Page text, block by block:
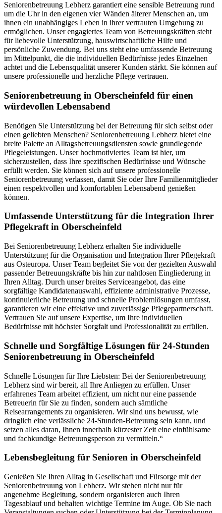
Seniorenbetreuung Lebherz garantiert eine sensible Betreuung rund
um die Uhr in den eigenen vier Wänden älterer Menschen an, um
ihnen ein unabhängiges Leben in ihrer vertrauten Umgebung zu
ermöglichen. Unser engagiertes Team von Betreuungskräften steht
für liebevolle Unterstützung, hauswirtschaftliche Hilfe und
persönliche Zuwendung. Bei uns steht eine umfassende Betreuung
im Mittelpunkt, die die individuellen Bedürfnisse jedes Einzelnen
achtet und die Lebensqualität unserer Kunden stärkt. Sie können auf
unsere professionelle und herzliche Pflege vertrauen.
Senioren­betreuung in Oberscheinfeld für einen
würdevollen Lebensabend
Benötigen Sie Unterstützung bei der Betreuung für sich selbst oder
einen geliebten Menschen? Seniorenbetreuung Lebherz bietet eine
breite Palette an Alltagsbetreuungsdiensten sowie grundlegende
Pflegeleistungen. Unser hochmotiviertes Team ist hier, um
sicherzustellen, dass Ihre spezifischen Bedürfnisse und Wünsche
erfüllt werden. Sie können sich auf unsere professionelle
Seniorenbetreuung verlassen, damit Sie oder Ihre Familienmitglieder
einen respektvollen und komfortablen Lebensabend genießen
können.
Umfassende Unterstützung für die Integration Ihrer
Pflegekraft in Oberscheinfeld
Bei Seniorenbetreuung Lebherz erhalten Sie individuelle
Unterstützung für die Organisation und Integration Ihrer Pflegekraft
aus Osteuropa. Unser Team begleitet Sie von der gezielten Auswahl
passender Betreuungskräfte bis hin zur nahtlosen Eingliederung in
Ihren Alltag. Durch unser breites Serviceangebot, das eine
sorgfältige Kandidatenauswahl, effiziente administrative Prozesse,
kontinuierliche Betreuung und schnelle Problemlösungen umfasst,
garantieren wir eine effektive und zuverlässige Pflegepartnerschaft.
Vertrauen Sie auf unsere Expertise, um Ihre individuellen
Bedürfnisse mit höchster Sorgfalt und Professionalität zu erfüllen.
Schnelle und Sorgfältige Lösungen für 24-Stunden
Seniorenbetreuung in Oberscheinfeld
Schnelle Lösungen für Ihre Liebsten: Bei der Seniorenbetreuung
Lebherz sind wir bereit, all Ihre Anliegen zu erfüllen. Unser
erfahrenes Team arbeitet effizient, um nicht nur eine passende
Betreuerin für Sie zu finden, sondern auch sämtliche
Reisearrangements zu organisieren. Wir sind uns bewusst, wie
dringlich eine verlässliche 24-Stunden-Betreuung sein kann, und
setzen alles daran, Ihnen innerhalb kürzester Zeit eine einfühlsame
und fachkundige Betreuungsperson zu vermitteln.“
Lebensbegleitung für Senioren in Oberscheinfeld
Genießen Sie Ihren Alltag in Gesellschaft und Fürsorge mit der
Seniorenbetreuung von Lebherz. Wir stehen nicht nur für
angenehme Begleitung, sondern organisieren auch Ihren
Tagesablauf und behalten wichtige Termine im Auge. Ob Sie nach